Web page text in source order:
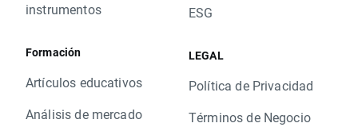
instrumentos
Formación
Artículos educativos
Análisis de mercado
ESG
LEGAL
Política de Privacidad
Términos de Negocio